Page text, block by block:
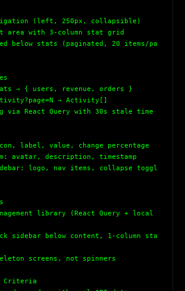
(left, 250px, collapsible)
area with 3-column stat grid
below stats (paginated, 20 items/pa
→ { users, revenue, orders }
→ Activity[]
React Query with 30s stale time
label, value, change percentage
avatar, description, timestamp
logo, nav items, collapse toggl
library (React Query + local
sidebar below content, 1-column sta
screens, not spinners
Criteria